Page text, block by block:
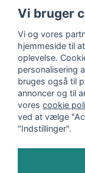
Kampagner og
Reklamation
Policy chase cars
Returnera
Logga in
Vi bruger
Vi og vores
hjemmeside til
oplevelse.
personalisering
bruges også til
annoncer og til
vores cookie
ved at vælge
"Indstillinger".